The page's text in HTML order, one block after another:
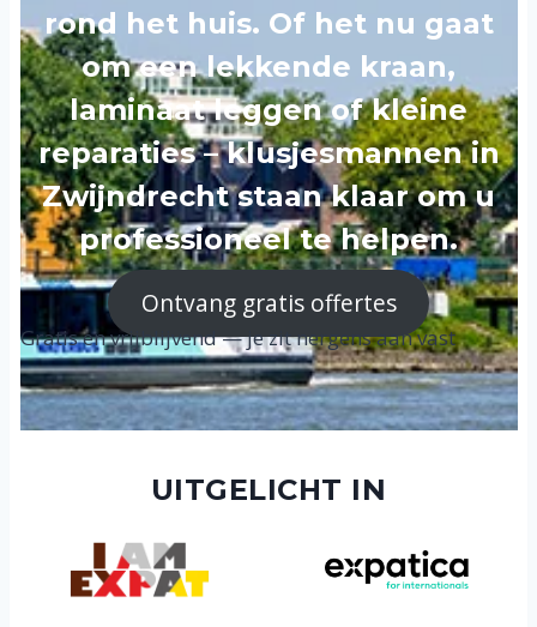
rond het huis. Of het nu gaat
om een lekkende kraan,
laminaat leggen of kleine
reparaties – klusjesmannen in
Zwijndrecht staan klaar om u
professioneel te helpen.
Ontvang gratis offertes
Gratis en vrijblijvend — je zit nergens aan vast
UITGELICHT IN